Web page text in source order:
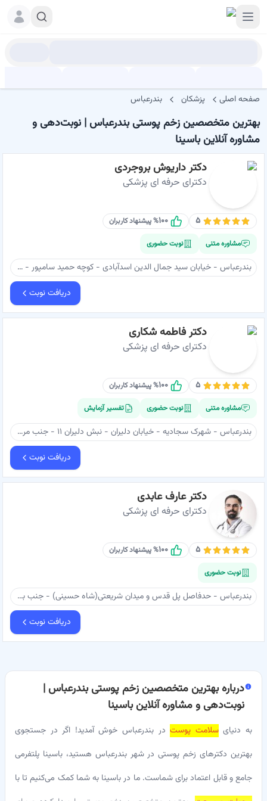
صفحه اصلی پزشکان بندرعباس
بهترین متخصصین زخم پوستی بندرعباس | نوبت‌دهی و
مشاوره آنلاین باسینا
دکتر داریوش بروجردی
دکترای حرفه ای پزشکی
۵ ۱۰۰% پیشنهاد کاربران
مشاوره متنی نوبت حضوری
بندرعباس - خیابان سید جمال الدین اسدآبادی - کوچه حمید سامپور - ساختمان بها - طبقه ۴ - دکتر بروجردی
دریافت نوبت
دکتر فاطمه شکاری
دکترای حرفه ای پزشکی
۵ ۱۰۰% پیشنهاد کاربران
مشاوره متنی نوبت حضوری تفسیر آزمایش
بندرعباس - شهرک سجادیه - خیابان دلیران - نبش دلیران ۱۱ - جنب مرکز جامع سلامت - دکتر فاطمه شکاری
دریافت نوبت
دکتر عارف عابدی
دکترای حرفه ای پزشکی
۵ ۱۰۰% پیشنهاد کاربران
نوبت حضوری
بندرعباس - حدفاصل پل قدس و میدان شریعتی(شاه حسینی) - جنب برج اصناف - ساختمان ماهان بندرعباس - واحد ۳۰۵ - مطب دکتر عارف عابدی
دریافت نوبت
دربارهبهترین متخصصین زخم پوستی بندرعباس |
نوبت‌دهی و مشاوره آنلاین باسینا
به دنیایسلامت پوستدر بندرعباس خوش آمدید! اگر در جستجوی
بهترین دکترهای زخم پوستی در شهر بندرعباس هستید، باسینا پلتفرمی
جامع و قابل اعتماد برای شماست. ما در باسینا به شما کمک می‌کنیم تا با